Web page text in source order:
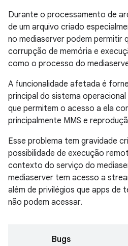
Durante o processamento de
de um arquivo criado
no mediaserver podem permitir
corrupção de memória e
como o processo do
A funcionalidade afetada é
principal do sistema
que permitem o acesso a ela
principalmente MMS e
Esse problema tem gravidade
possibilidade de execução
contexto do serviço do
mediaserver tem acesso a
além de privilégios que apps de
não podem acessar.
Bugs